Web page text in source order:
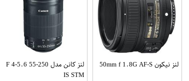
لنز نیکون 50mm f 1.8G AF-S
لنز کانن مدل 250-55 F 4-5.6
IS STM